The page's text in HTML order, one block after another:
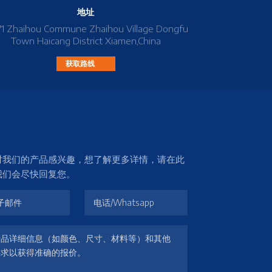
地址
Zhaihou Commune Zhaihou Village Dongfu
Town Haicang District Xiamen,China
获取路线
我们的产品感兴趣，想了解更多详情，请在此
会尽快回复您。